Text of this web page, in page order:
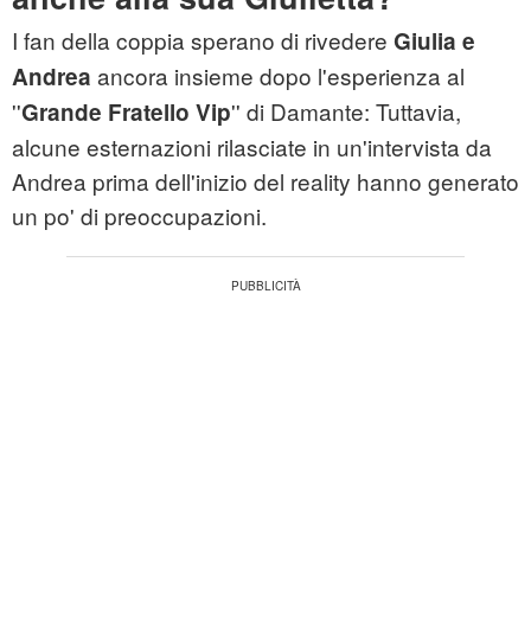
I fan della coppia sperano di rivedere Giulia e
Andrea ancora insieme dopo l'esperienza al
''Grande Fratello Vip'' di Damante: Tuttavia,
alcune esternazioni rilasciate in un'intervista da
Andrea prima dell'inizio del reality hanno generato
un po' di preoccupazioni.